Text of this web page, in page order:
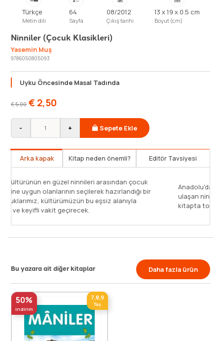
Türkçe
Metin dili
64
Sayfa
08/2012
Çıkış tarihi
13 x 19 x 0.5 cm
Boyut (cm)
Ninniler (Çocuk Klasikleri)
Yasemin Muş
9786050805093
Uyku Öncesinde Masal Tadında
€5,00 € 2,50
- + Sepete Ekle
Arka kapak Kitap neden önemli? Editör Tavsiyesi
bizleri büyütürken okuduğu ninnilerden
güzel bir eser.
eser.
tanışacak
Bu yazara ait diğer kitaplar Daha fazla ürün
50%
indirim
7,8,9
Yaş